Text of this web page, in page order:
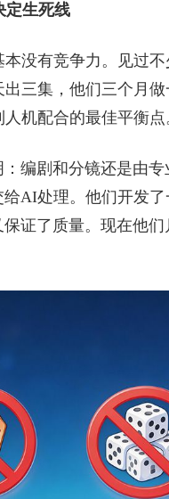
定生死线
没有竞争力。见过
三集，他们三个月
机配合的最佳平衡点
编剧和分镜还是由
AI处理。他们开发
证了质量。现在他